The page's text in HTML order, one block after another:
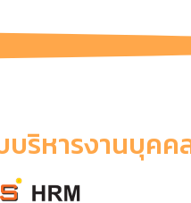
บริหารงานบุคค